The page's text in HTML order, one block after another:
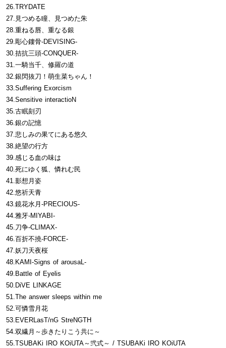
26.TRYDATE
27.見つめる瞳、見つめた朱
28.重ねる唇、重なる銀
29.彫心鏤骨-DEVISING-
30.拮抗三頭-CONQUER-
31.一騎当千、修羅の道
32.銀閃抜刀！萌生菜ちゃん！
33.Suffering Exorcism
34.Sensitive interactioN
35.古眠刻刃
36.銀の記憶
37.悲しみの果てにある悠久
38.絶望の行方
39.感じる血の味は
40.死にゆく狐、憐れむ民
41.影想月姿
42.悠祈天青
43.鏡花水月-PRECIOUS-
44.雅牙-MIYABI-
45.刀争-CLIMAX-
46.百折不撓-FORCE-
47.妖刀天夜桜
48.KAMI-Signs of arousaL-
49.Battle of Eyelis
50.DiVE LINKAGE
51.The answer sleeps within me
52.可憐雪月花
53.EVERLasT/nG StreNGTH
54.双繊月～歩きたりこう共に～
55.TSUBAKi IRO KOiUTA～弐式～ / TSUBAKi IRO KOiUTA